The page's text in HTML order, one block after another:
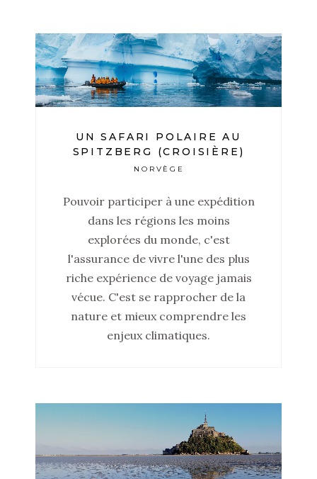
UN SAFARI POLAIRE AU
SPITZBERG (CROISIÈRE)
NORVÈGE
Pouvoir participer à une expédition
dans les régions les moins
explorées du monde, c'est
l'assurance de vivre l'une des plus
riche expérience de voyage jamais
vécue. C'est se rapprocher de la
nature et mieux comprendre les
enjeux climatiques.